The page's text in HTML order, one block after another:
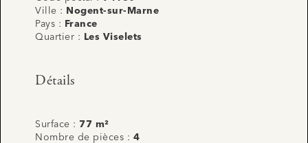
Ville :
Nogent-sur-Marne
Pays :
France
Quartier :
Les Viselets
Détails
Surface : 77 m²
Nombre de pièces : 4